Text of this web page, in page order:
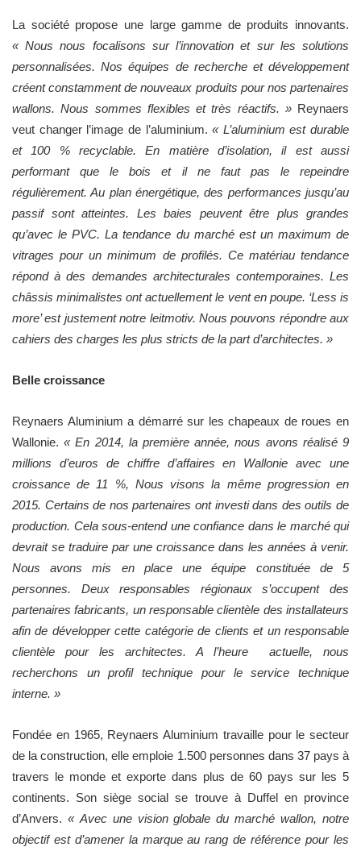
La société propose une large gamme de produits innovants.
« Nous nous focalisons sur l’innovation et sur les solutions
personnalisées. Nos équipes de recherche et développement
créent constamment de nouveaux produits pour nos partenaires
wallons. Nous sommes flexibles et très réactifs. » Reynaers
veut changer l’image de l’aluminium. « L’aluminium est durable
et 100 % recyclable. En matière d’isolation, il est aussi
performant que le bois et il ne faut pas le repeindre
régulièrement. Au plan énergétique, des performances jusqu’au
passif sont atteintes. Les baies peuvent être plus grandes
qu’avec le PVC. La tendance du marché est un maximum de
vitrages pour un minimum de profilés. Ce matériau tendance
répond à des demandes architecturales contemporaines. Les
châssis minimalistes ont actuellement le vent en poupe. ‘Less is
more’ est justement notre leitmotiv. Nous pouvons répondre aux
cahiers des charges les plus stricts de la part d’architectes. »
Belle croissance
Reynaers Aluminium a démarré sur les chapeaux de roues en
Wallonie.« En 2014, la première année, nous avons réalisé 9
millions d’euros de chiffre d’affaires en Wallonie avec une
croissance de 11 %, Nous visons la même progression en
2015. Certains de nos partenaires ont investi dans des outils de
production. Cela sous-entend une confiance dans le marché qui
devrait se traduire par une croissance dans les années à venir.
Nous avons mis en place une équipe constituée de 5
personnes. Deux responsables régionaux s’occupent des
partenaires fabricants, un responsable clientèle des installateurs
afin de développer cette catégorie de clients et un responsable
clientèle pour les architectes. A l’heure actuelle, nous
recherchons un profil technique pour le service technique
interne. »
Fondée en 1965, Reynaers Aluminium travaille pour le secteur
de la construction, elle emploie 1.500 personnes dans 37 pays à
travers le monde et exporte dans plus de 60 pays sur les 5
continents. Son siège social se trouve à Duffel en province
d’Anvers. « Avec une vision globale du marché wallon, notre
objectif est d’amener la marque au rang de référence pour les